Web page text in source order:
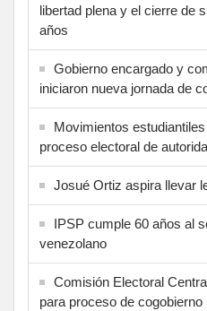
libertad plena y el cierre de
años
Gobierno encargado y
iniciaron nueva jornada de
Movimientos
proceso electoral de
Josué Ortiz aspira llevar
IPSP cumple 60 años al
venezolano
Comisión Electoral
para proceso de cogobierno